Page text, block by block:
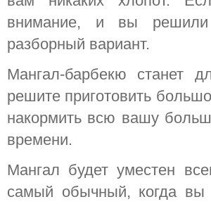
внимание, и вы решили
разборный вариант.
Мангал-барбекю станет
решите приготовить
накормить всю вашу
времени.
Мангал будет уместен
самый обычный, когда